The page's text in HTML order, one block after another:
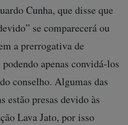
Cunha, que disse que
se comparecerá ou
a prerrogativa de
apenas convidá-los
conselho. Algumas das
estão presas devido às
Lava Jato, por isso